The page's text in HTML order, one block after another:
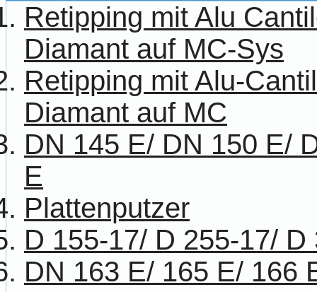
Retipping mit Alu
Diamant auf MC-Sys
Retipping mit Alu-
Diamant auf MC
DN 145 E/ DN 150 E/
E
Plattenputzer
D 155-17/ D 255-17/ D
DN 163 E/ 165 E/ 166